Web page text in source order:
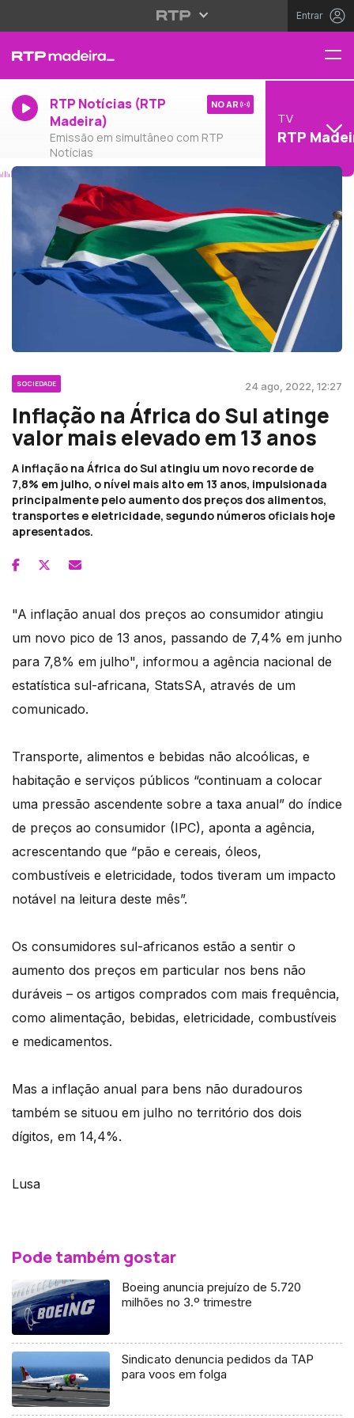
Entrar
RTP Notícias (RTP
Madeira)
Emissão em simultâneo com RTP
Notícias
NO AR
TV
RTP
SOCIEDADE 24 ago, 2022, 12:27
Inflação na África do Sul atinge
valor mais elevado em 13 anos
A inflação na África do Sul atingiu um novo recorde de
7,8% em julho, o nível mais alto em 13 anos, impulsionada
principalmente pelo aumento dos preços dos alimentos,
transportes e eletricidade, segundo números oficiais hoje
apresentados.
"A inflação anual dos preços ao consumidor atingiu
um novo pico de 13 anos, passando de 7,4% em junho
para 7,8% em julho", informou a agência nacional de
estatística sul-africana, StatsSA, através de um
comunicado.
Transporte, alimentos e bebidas não alcoólicas, e
habitação e serviços públicos “continuam a colocar
uma pressão ascendente sobre a taxa anual” do índice
de preços ao consumidor (IPC), aponta a agência,
acrescentando que “pão e cereais, óleos,
combustíveis e eletricidade, todos tiveram um impacto
notável na leitura deste mês”.
Os consumidores sul-africanos estão a sentir o
aumento dos preços em particular nos bens não
duráveis – os artigos comprados com mais frequência,
como alimentação, bebidas, eletricidade, combustíveis
e medicamentos.
Mas a inflação anual para bens não duradouros
também se situou em julho no território dos dois
dígitos, em 14,4%.
Lusa
Pode também gostar
Boeing anuncia prejuízo de 5.720
milhões no 3.º trimestre
Sindicato denuncia pedidos da TAP
para voos em folga